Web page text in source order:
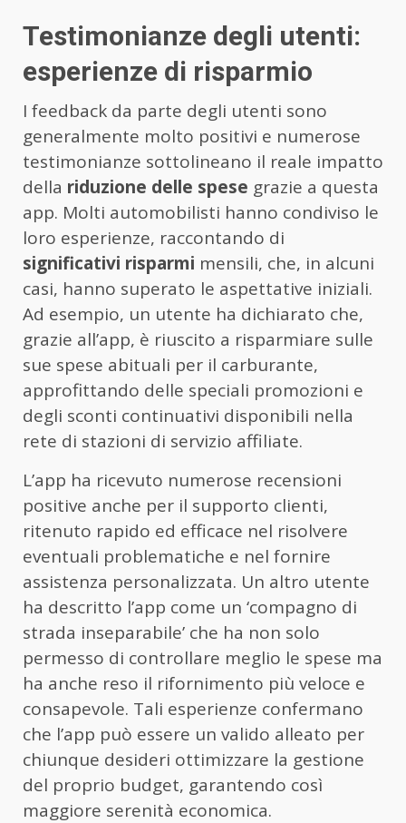
Testimonianze degli utenti:
esperienze di risparmio
I feedback da parte degli utenti sono
generalmente molto positivi e numerose
testimonianze sottolineano il reale impatto
della riduzione delle spese grazie a questa
app. Molti automobilisti hanno condiviso le
loro esperienze, raccontando di
significativi risparmi mensili, che, in alcuni
casi, hanno superato le aspettative iniziali.
Ad esempio, un utente ha dichiarato che,
grazie all’app, è riuscito a risparmiare sulle
sue spese abituali per il carburante,
approfittando delle speciali promozioni e
degli sconti continuativi disponibili nella
rete di stazioni di servizio affiliate.
L’app ha ricevuto numerose recensioni
positive anche per il supporto clienti,
ritenuto rapido ed efficace nel risolvere
eventuali problematiche e nel fornire
assistenza personalizzata. Un altro utente
ha descritto l’app come un ‘compagno di
strada inseparabile’ che ha non solo
permesso di controllare meglio le spese ma
ha anche reso il rifornimento più veloce e
consapevole. Tali esperienze confermano
che l’app può essere un valido alleato per
chiunque desideri ottimizzare la gestione
del proprio budget, garantendo così
maggiore serenità economica.